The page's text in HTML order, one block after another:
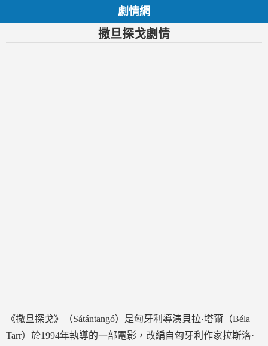
劇情網
撒旦探戈劇情
《撒旦探戈》（Sátántangó）是匈牙利導演貝拉·塔爾（Béla
Tarr）於1994年執導的一部電影，改編自匈牙利作家拉斯洛·